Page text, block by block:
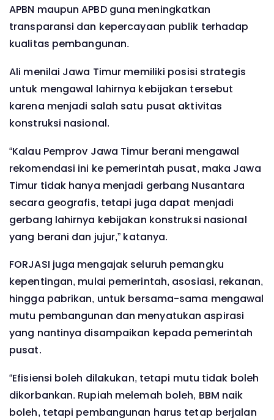
APBN maupun APBD guna meningkatkan
transparansi dan kepercayaan publik terhadap
kualitas pembangunan.
Ali menilai Jawa Timur memiliki posisi strategis
untuk mengawal lahirnya kebijakan tersebut
karena menjadi salah satu pusat aktivitas
konstruksi nasional.
“Kalau Pemprov Jawa Timur berani mengawal
rekomendasi ini ke pemerintah pusat, maka Jawa
Timur tidak hanya menjadi gerbang Nusantara
secara geografis, tetapi juga dapat menjadi
gerbang lahirnya kebijakan konstruksi nasional
yang berani dan jujur,” katanya.
FORJASI juga mengajak seluruh pemangku
kepentingan, mulai pemerintah, asosiasi, rekanan,
hingga pabrikan, untuk bersama-sama mengawal
mutu pembangunan dan menyatukan aspirasi
yang nantinya disampaikan kepada pemerintah
pusat.
“Efisiensi boleh dilakukan, tetapi mutu tidak boleh
dikorbankan. Rupiah melemah boleh, BBM naik
boleh, tetapi pembangunan harus tetap berjalan